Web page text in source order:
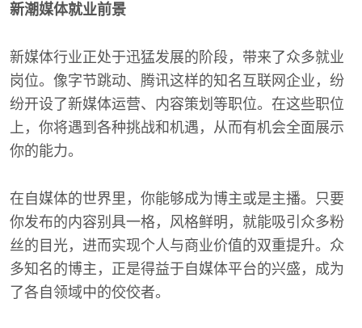
新潮媒体就业前景
新媒体行业正处于迅猛发展的阶段，带来了众多就业
岗位。像字节跳动、腾讯这样的知名互联网企业，纷
纷开设了新媒体运营、内容策划等职位。在这些职位
上，你将遇到各种挑战和机遇，从而有机会全面展示
你的能力。
在自媒体的世界里，你能够成为博主或是主播。只要
你发布的内容别具一格，风格鲜明，就能吸引众多粉
丝的目光，进而实现个人与商业价值的双重提升。众
多知名的博主，正是得益于自媒体平台的兴盛，成为
了各自领域中的佼佼者。